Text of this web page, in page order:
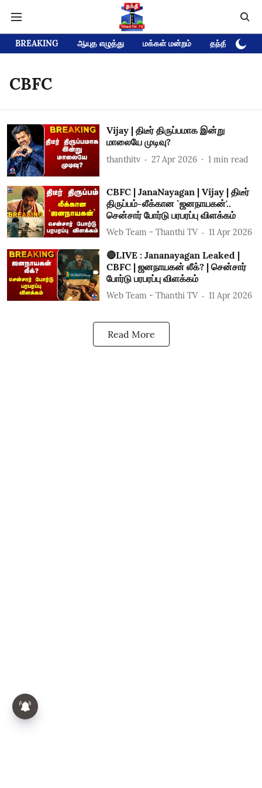
BREAKING ஆயுத எழுத்து மக்கள் மன்றம் தந்தி டிவி
CBFC
Vijay | திடீர் திருப்பமாக இன்று
மாலையே முடிவு?
thanthitv 27 Apr 2026 1 min read
CBFC | JanaNayagan | Vijay | திடீர்
திருப்பம்-லீக்கான `ஜனநாயகன்'..
சென்சார் போர்டு பரபரப்பு விளக்கம்
Web Team - Thanthi TV 11 Apr 2026
🔴LIVE : Jananayagan Leaked |
CBFC | ஜனநாயகன் லீக்? | சென்சார்
போர்டு பரபரப்பு விளக்கம்
Web Team - Thanthi TV 11 Apr 2026
Read More